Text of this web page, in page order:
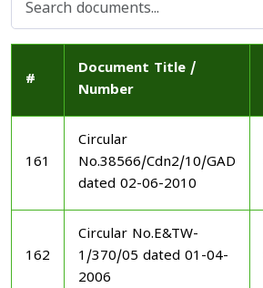
#
Document Title /
Number
161
Circular
No.38566/Cdn2/10/GAD
dated 02-06-2010
162
Circular No.E&TW-
1/370/05 dated 01-04-
2006